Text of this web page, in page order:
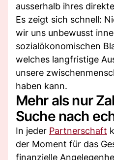
ausserhalb ihres
Es zeigt sich schnell:
wir uns unbewusst
sozialökonomischen
welches langfristige
unsere
haben kann.
Mehr als nur
Suche nach
In jeder Partnerschaft
der Moment für das
finanzielle